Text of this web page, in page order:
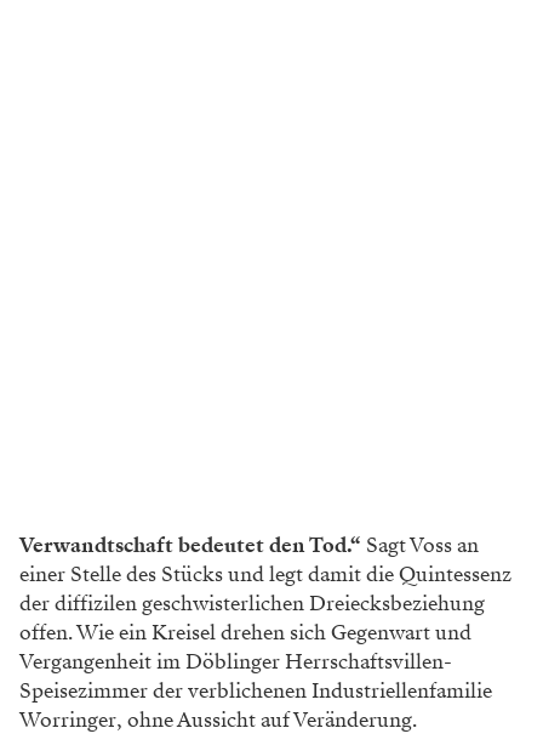
Verwandtschaft bedeutet den Tod.“ Sagt Voss an
einer Stelle des Stücks und legt damit die Quintessenz
der diffizilen geschwisterlichen Dreiecksbeziehung
offen. Wie ein Kreisel drehen sich Gegenwart und
Vergangenheit im Döblinger Herrschaftsvillen-
Speisezimmer der verblichenen Industriellenfamilie
Worringer, ohne Aussicht auf Veränderung.